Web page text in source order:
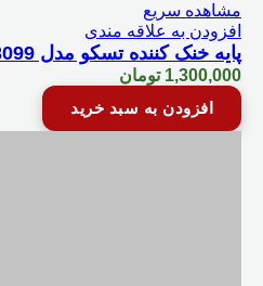
مشاهده سریع
افزودن به علاقه مندی
پایه خنک کننده تسکو مدل TCLP 3099
1,300,000 تومان
افزودن به سبد خرید